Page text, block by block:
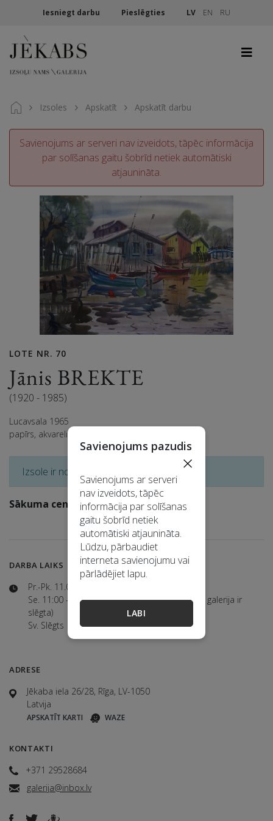
Iesniegt darbu Pieslēgties LV EN RU
Izsoles Apskatīt Apskatīt darbu
Savienojums pazudis
×
Savienojums ar serveri
nav izveidots, tāpēc
informācija par solīšanas
gaitu šobrīd netiek
automātiski atjaunināta.
Lūdzu, pārbaudiet
interneta savienojumu vai
pārlādējiet lapu.
LABI
Savienojums ar serveri nav izveidots, tāpēc informācija
par solīšanas gaitu šobrīd netiek automātiski
atjaunināta.
LOTE NR. 70
Jānis BREKTE
(1920 - 1985)
Lucavsala 1965
papīrs, akvarelis, 54,5x75 cm
Izsole ir noslēgusies
Sākuma cena: 220 EUR
DARBA LAIKS
Pr.-Pk. 11.00-18.00
Se. 11:00 - 15:00 (jūlijā un augustā sestdienās galerija ir
slēgta)
Sv. Slēgts
ADRESE
Jēkaba iela 26/28, Rīga, LV-1050
Latvija
APSKATĪT KARTI WAZE
KONTAKTI
+371 29528684
galerija@inbox.lv